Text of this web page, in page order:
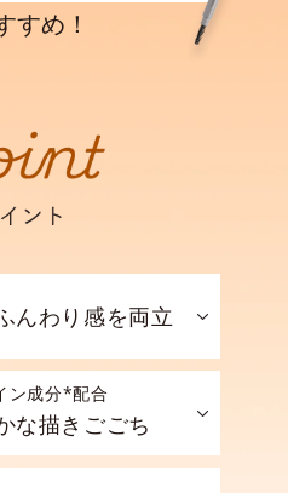
すめ！
んわり感を両立
ン成分*配合
な描きごごち